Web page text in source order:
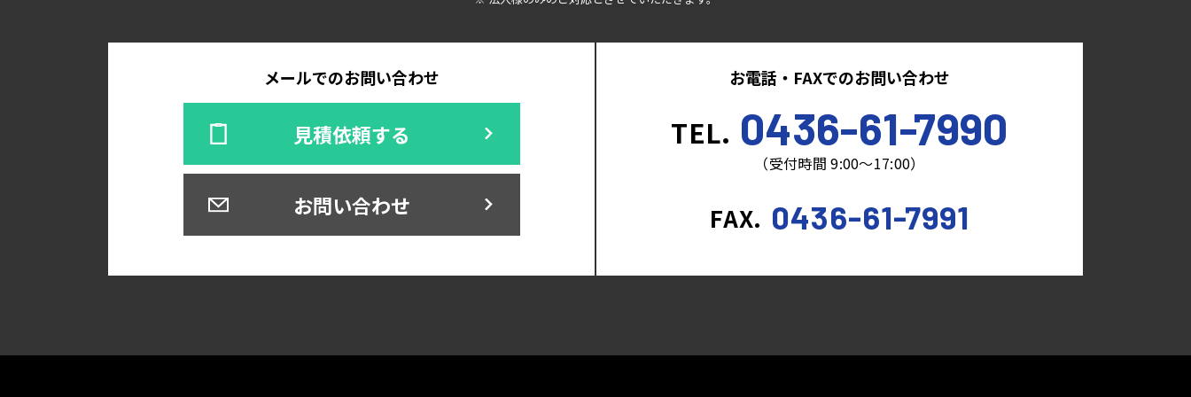
メールでのお問い合わせ
見積依頼する
お問い合わせ
お電話・FAXでのお問い合わせ
TEL. 0436-61-7990
（受付時間 9:00～17:00）
FAX. 0436-61-7991